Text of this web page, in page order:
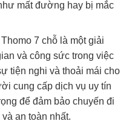
mất đường hay bị mắc
7 chỗ là một giải
và công sức trong việc
tiện nghi và thoải mái cho
cung cấp dịch vụ uy tín
để đảm bảo chuyến đi
an toàn nhất.